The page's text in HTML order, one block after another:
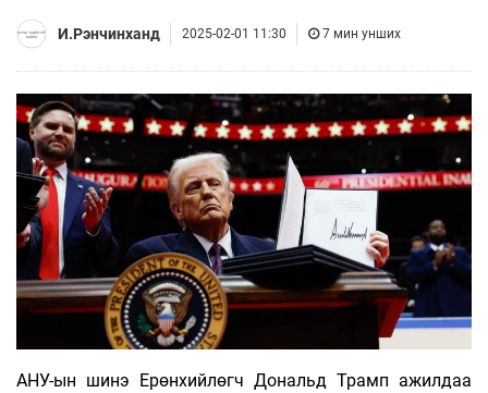
И.Рэнчинханд 2025-02-01 11:30 7 мин унших
АНУ-ын шинэ Ерөнхийлөгч Дональд Трамп ажилдаа